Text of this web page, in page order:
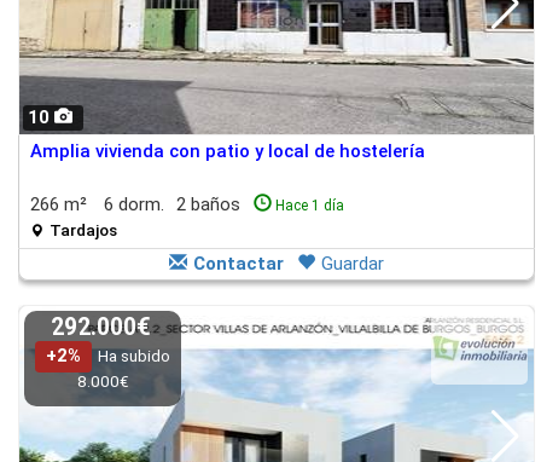
10
Amplia vivienda con patio y local de hostelería
266 m² 6 dorm. 2 baños Hace 1 día
Tardajos
Contactar Guardar
292.000€
+2%
Ha subido
8.000€